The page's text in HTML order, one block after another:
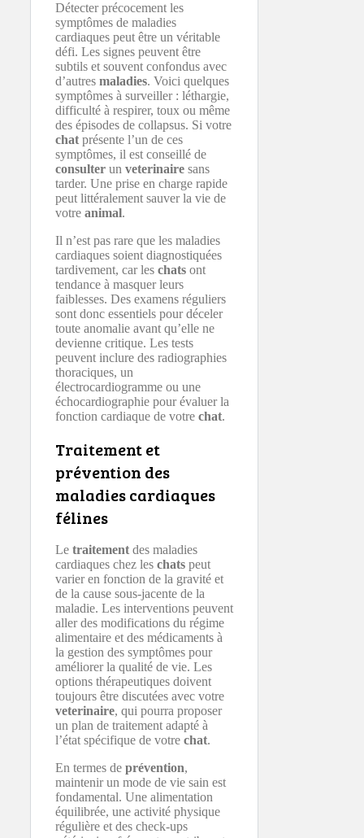
Détecter précocement les
symptômes de maladies
cardiaques peut être un véritable
défi. Les signes peuvent être
subtils et souvent confondus avec
d’autres maladies. Voici quelques
symptômes à surveiller : léthargie,
difficulté à respirer, toux ou même
des épisodes de collapsus. Si votre
chat présente l’un de ces
symptômes, il est conseillé de
consulter un veterinaire sans
tarder. Une prise en charge rapide
peut littéralement sauver la vie de
votre animal.
Il n’est pas rare que les maladies
cardiaques soient diagnostiquées
tardivement, car les chats ont
tendance à masquer leurs
faiblesses. Des examens réguliers
sont donc essentiels pour déceler
toute anomalie avant qu’elle ne
devienne critique. Les tests
peuvent inclure des radiographies
thoraciques, un
électrocardiogramme ou une
échocardiographie pour évaluer la
fonction cardiaque de votre chat.
Traitement et
prévention des
maladies cardiaques
félines
Le traitement des maladies
cardiaques chez les chats peut
varier en fonction de la gravité et
de la cause sous-jacente de la
maladie. Les interventions peuvent
aller des modifications du régime
alimentaire et des médicaments à
la gestion des symptômes pour
améliorer la qualité de vie. Les
options thérapeutiques doivent
toujours être discutées avec votre
veterinaire, qui pourra proposer
un plan de traitement adapté à
l’état spécifique de votre chat.
En termes de prévention,
maintenir un mode de vie sain est
fondamental. Une alimentation
équilibrée, une activité physique
régulière et des check-ups